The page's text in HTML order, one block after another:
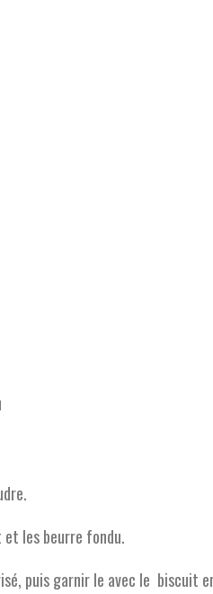
et les beurre fondu.
puis garnir le avec le biscuit